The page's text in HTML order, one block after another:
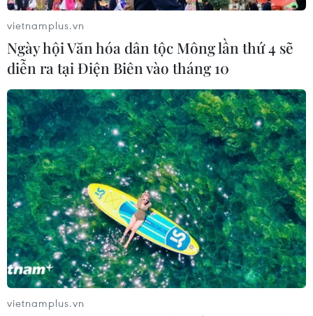
vietnamplus.vn
Ngày hội Văn hóa dân tộc Mông lần thứ 4 sẽ
diễn ra tại Điện Biên vào tháng 10
vietnamplus.vn